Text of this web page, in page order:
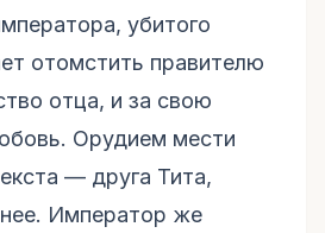
убитого
отомстить правителю
отца, и за свою
Орудием мести
— друга Тита,
Император же